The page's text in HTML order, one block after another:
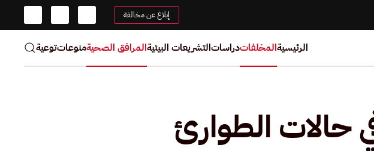
إبلاغ عن مخالفة
الرئيسيةالمخلفاتدراساتالتشريعات البيئيةالمرافق الصحيةمنوعاتتوعية
حالات الطوارئ